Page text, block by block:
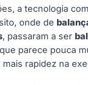
a tecnologia
onde de
, passaram a ser
parece pouca
rapidez na